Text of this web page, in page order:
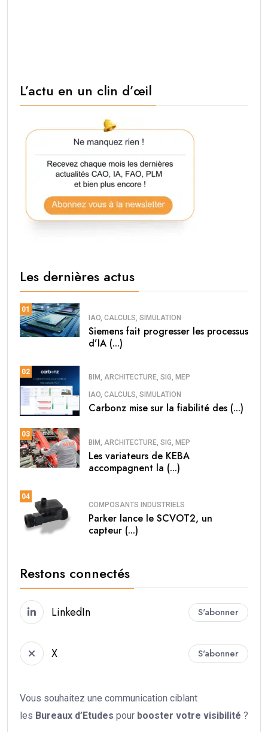
L’actu en un clin d’œil
Les dernières actus
01
IAO, CALCULS, SIMULATION
Siemens fait progresser les processus
d’IA (...)
02
BIM, ARCHITECTURE, SIG, MEP
IAO, CALCULS, SIMULATION
Carbonz mise sur la fiabilité des (...)
03
BIM, ARCHITECTURE, SIG, MEP
Les variateurs de KEBA
accompagnent la (...)
04
COMPOSANTS INDUSTRIELS
Parker lance le SCVOT2, un
capteur (...)
Restons connectés
LinkedIn S'abonner
X S'abonner
Vous souhaitez une communication ciblant
les Bureaux d’Etudes pour booster votre visibilité ?